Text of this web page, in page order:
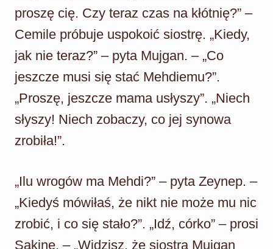
proszę cię. Czy teraz czas na kłótnię?” –
Cemile próbuje uspokoić siostrę. „Kiedy,
jak nie teraz?” – pyta Mujgan. – „Co
jeszcze musi się stać Mehdiemu?”.
„Proszę, jeszcze mama usłyszy”. „Niech
słyszy! Niech zobaczy, co jej synowa
zrobiła!”.
„Ilu wrogów ma Mehdi?” – pyta Zeynep. –
„Kiedyś mówiłaś, że nikt nie może mu nic
zrobić, i co się stało?”. „Idź, córko” – prosi
Sakine. – „Widzisz, że siostra Mujgan